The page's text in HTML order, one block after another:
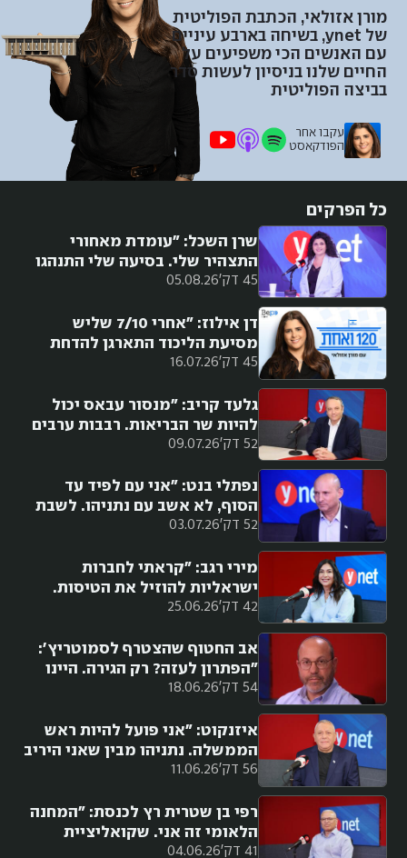
מורן אזולאי, הכתבת הפוליטית
של ynet, בשיחה בארבע עיניים
עם האנשים הכי משפיעים על
החיים שלנו בניסיון לעשות סדר
בביצה הפוליטית
עקבו אחר
הפודקאסט
כל הפרקים
45 דק' 05.08.26
שרן השכל: "עומדת מאחורי
התצהיר שלי. בסיעה שלי התנהגו
אליי בנבזיות"
45 דק' 16.07.26
דן אילוז: "אחרי 7/10 שליש
מסיעת הליכוד התארגן להדחת
נתניהו. זה נפל בגלל אגו"
52 דק' 09.07.26
גלעד קריב: "מנסור עבאס יכול
להיות שר הבריאות. רבבות ערבים
יצביעו לדמוקרטים"
52 דק' 03.07.26
נפתלי בנט: "אני עם לפיד עד
הסוף, לא אשב עם נתניהו. לשבת
תחת איזנקוט? מה שצריך להצלת
42 דק' 25.06.26
מירי רגב: "קראתי לחברות
ישראליות להוזיל את הטיסות.
כשמשתלם אני טסה בזרות"
54 דק' 18.06.26
אב החטוף שהצטרף לסמוטריץ':
"הפתרון לעזה? רק הגירה. היינו
אמורים לגרש אותם"
56 דק' 11.06.26
איזנקוט: "אני פועל להיות ראש
הממשלה. נתניהו מבין שאני היריב
שלו ולא בנט"
41 דק' 04.06.26
רפי בן שטרית רץ לכנסת: "המחנה
הלאומי זה אני. שקואליציית
הטבח תתייבש 5 שנים באופוזיציה"